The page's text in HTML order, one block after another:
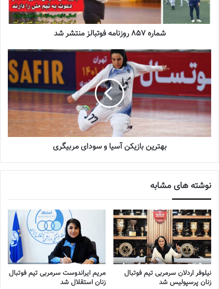
2023-12-24
دعوت آزمون از 30 بازیکن به اردوی تیم ملی
2023-03-21
آینده درخشانی در انتظار فوتبال بانوان است
2022-12-10
روزنامه فوتبالز فدراسیون فوتبال فوتبال
فوتبال بانوان
شماره 857 روزنامه فوتبالز منتشر شد
بهترین بازیکن آسیا و سودای مربیگری
نوشته های مشابه
نیلوفر اردلان سرمربی تیم فوتبال
زنان پرسپولیس شد
مریم ایراندوست سرمربی تیم فوتبال
زنان استقلال شد